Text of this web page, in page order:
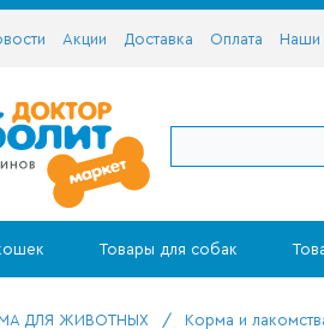
Акции Доставка Оплата Наши
Товары для собак
ДЛЯ ЖИВОТНЫХ / Корма и